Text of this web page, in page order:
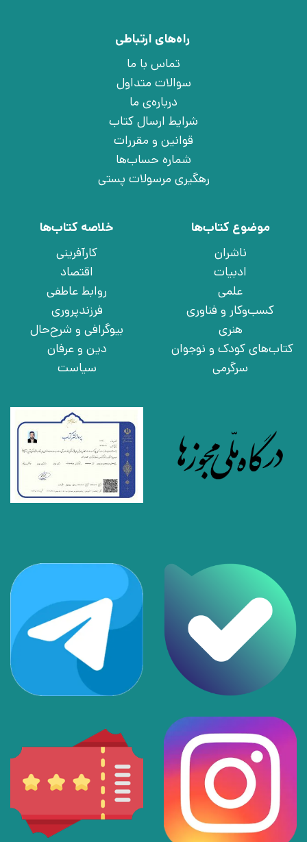
راه‌های ارتباطی
تماس با ما
سوالات متداول
درباره‌ی ما
شرایط ارسال کتاب
قوانین و مقررات
شماره حساب‌ها
رهگیری مرسولات پستی
موضوع کتاب‌ها
ناشران
ادبیات
علمی
کسب‌وکار و فناوری
هنری
کتاب‌های کودک و نوجوان
سرگرمی
خلاصه کتاب‌ها
کارآفرینی
اقتصاد
روابط عاطفی
فرزندپروری
بیوگرافی و شرح‌حال
دین و عرفان
سیاست